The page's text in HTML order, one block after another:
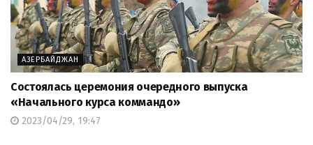
АЗЕРБАЙДЖАН
Состоялась церемония очередного выпуска
«Начального курса коммандо»
2023/04/29, 19:47